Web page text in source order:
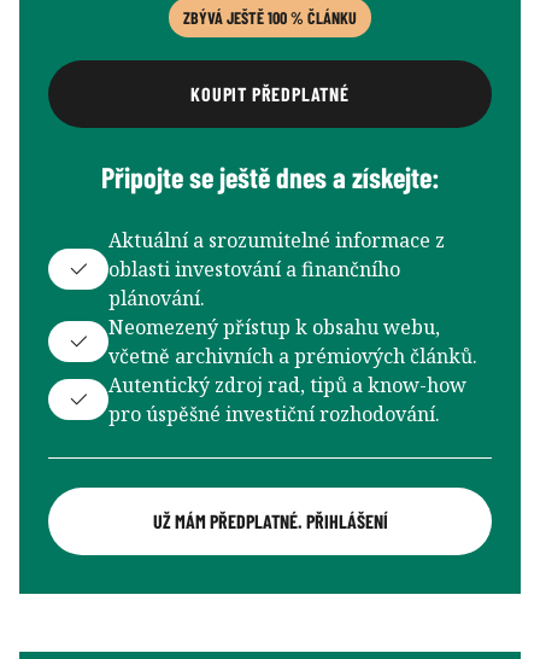
ZBÝVÁ JEŠTĚ 100 % ČLÁNKU
KOUPIT PŘEDPLATNÉ
Připojte se ještě dnes a získejte:
Aktuální a srozumitelné informace z
oblasti investování a finančního
plánování.
Neomezený přístup k obsahu webu,
včetně archivních a prémiových článků.
Autentický zdroj rad, tipů a know-how
pro úspěšné investiční rozhodování.
UŽ MÁM PŘEDPLATNÉ. PŘIHLÁŠENÍ